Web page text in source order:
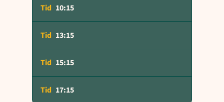
10:15
13:15
15:15
17:15